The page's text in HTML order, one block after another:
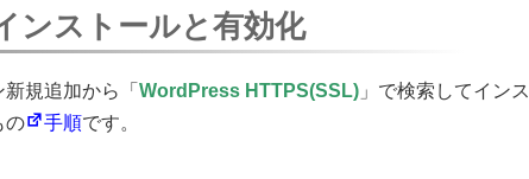
ンストールと有効化
規追加から「 WordPress HTTPS(SSL) 」で検索してインス
の
手順です。